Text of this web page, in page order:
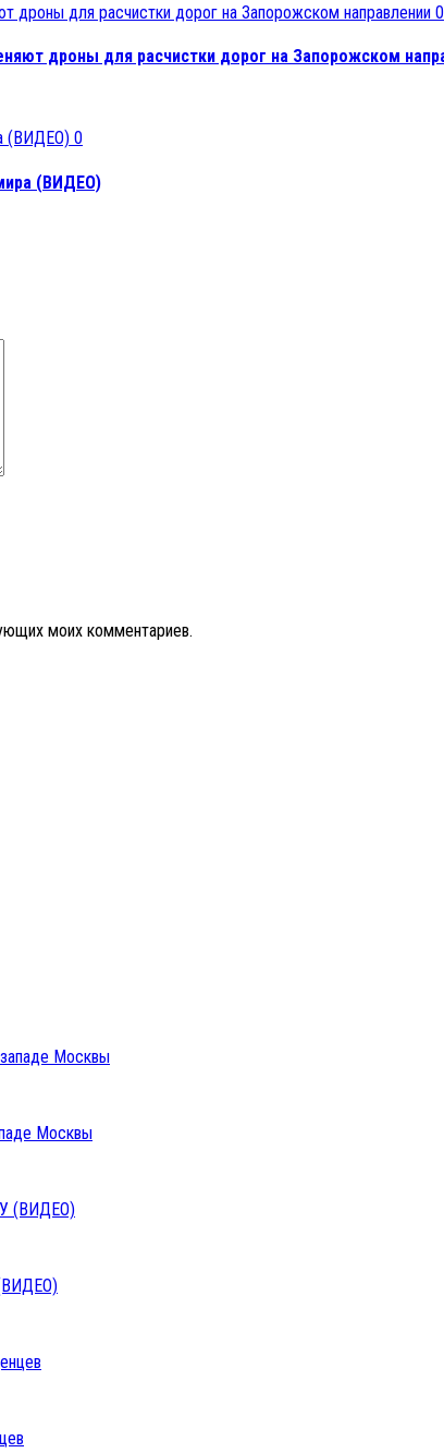
0
дроны для расчистки дорог на Запорожском
0
(ВИДЕО)
моих комментариев.
Москвы